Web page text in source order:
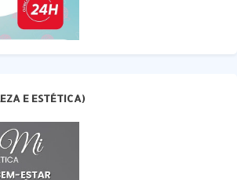
E ESTÉTICA)